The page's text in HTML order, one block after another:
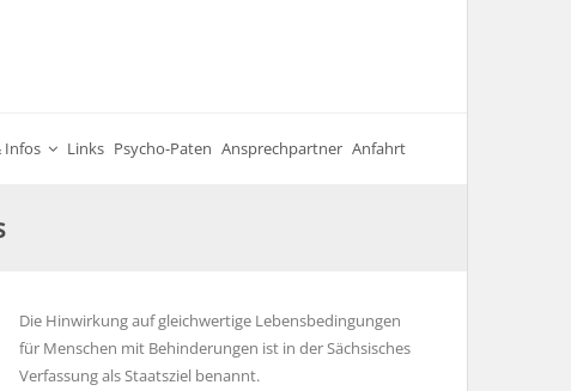
Infos Links Psycho-Paten Ansprechpartner Anfahrt
Die Hinwirkung auf gleichwertige Lebensbedingungen
für Menschen mit Behinderungen ist in der Sächsisches
Verfassung als Staatsziel benannt.